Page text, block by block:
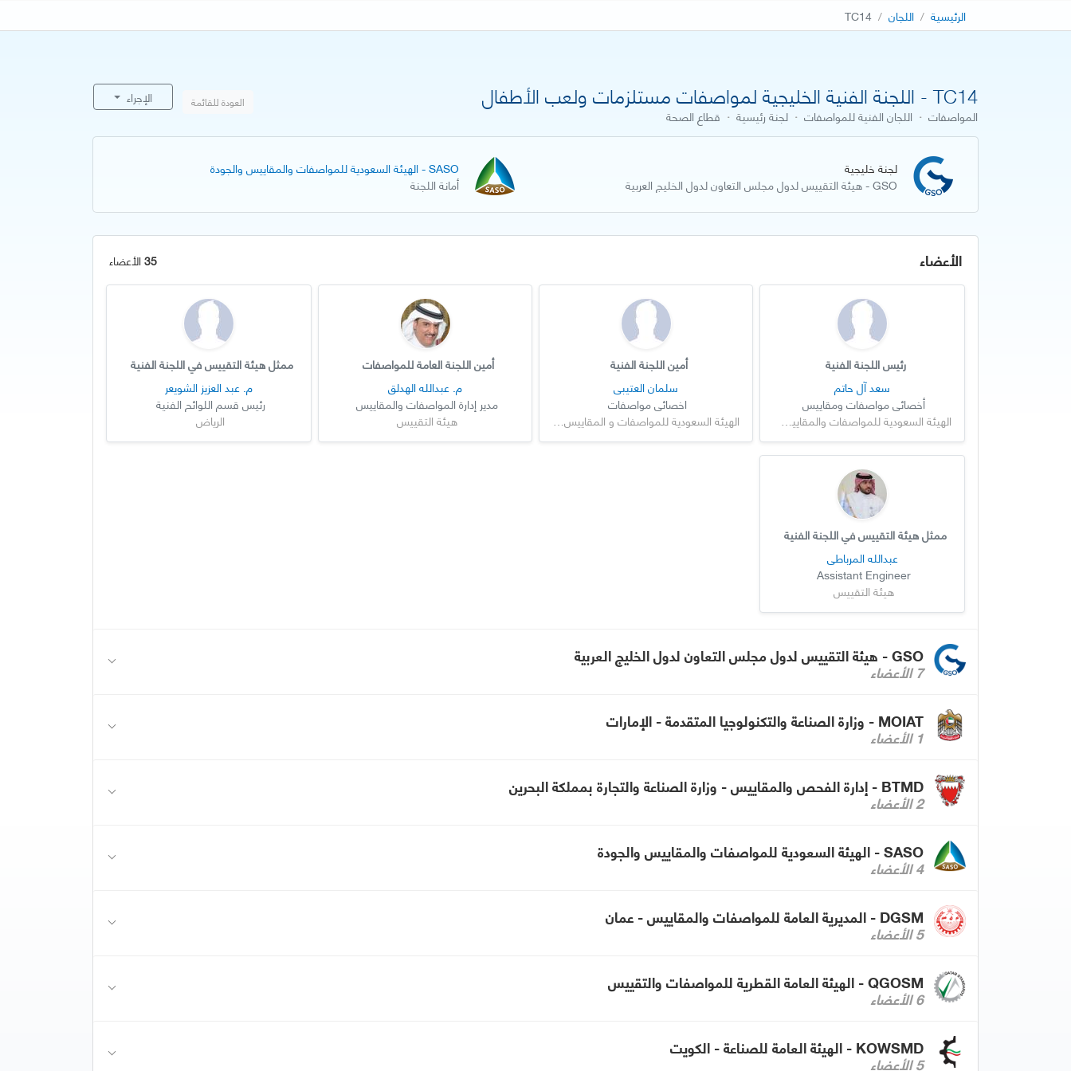
الرئيسية اللجان TC14
TC14 - اللجنة الفنية الخليجية لمواصفات مستلزمات ولعب الأطفال
المواصفات · اللجان الفنية للمواصفات · لجنة رئيسية · قطاع الصحة
العودة للقائمة الإجراء
لجنة خليجية
GSO - هيئة التقييس لدول مجلس التعاون لدول الخليج العربية
SASO - الهيئة السعودية للمواصفات والمقاييس والجودة
أمانة اللجنة
الأعضاء 35الأعضاء
رئيس اللجنة الفنية
سعد آل حاتم
أخصائي مواصفات ومقاييس
الهيئة السعودية للمواصفات والمقاييس والجودة
أمين اللجنة الفنية
سلمان العتيبي
اخصائي مواصفات
الهيئة السعودية للمواصفات و المقاييس و الجودة
أمين اللجنة العامة للمواصفات
م. عبدالله الهدلق
مدير إدارة المواصفات والمقاييس
هيئة التقييس
ممثل هيئة التقييس في اللجنة الفنية
م. عبد العزيز الشويعر
رئيس قسم اللوائح الفنية
الرياض
ممثل هيئة التقييس في اللجنة الفنية
عبدالله المرباطي
Assistant Engineer
هيئة التقييس
GSO - هيئة التقييس لدول مجلس التعاون لدول الخليج العربية
7 الأعضاء
MOIAT - وزارة الصناعة والتكنولوجيا المتقدمة - الإمارات
1 الأعضاء
BTMD - إدارة الفحص والمقاييس - وزارة الصناعة والتجارة بمملكة البحرين
2 الأعضاء
SASO - الهيئة السعودية للمواصفات والمقاييس والجودة
4 الأعضاء
DGSM - المديرية العامة للمواصفات والمقاييس - عمان
5 الأعضاء
QGOSM - الهيئة العامة القطرية للمواصفات والتقييس
6 الأعضاء
KOWSMD - الهيئة العامة للصناعة - الكويت
5 الأعضاء